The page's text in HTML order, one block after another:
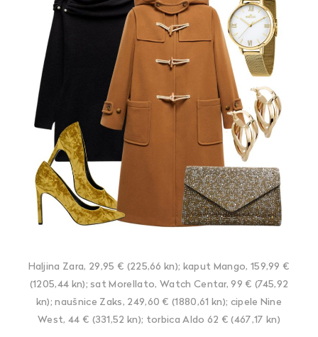
Haljina Zara, 29,95 € (225,66 kn); kaput Mango, 159,99 €
(1205,44 kn); sat Morellato, Watch Centar, 99 € (745,92
kn); naušnice Zaks, 249,60 € (1880,61 kn); cipele Nine
West, 44 € (331,52 kn); torbica Aldo 62 € (467,17 kn)